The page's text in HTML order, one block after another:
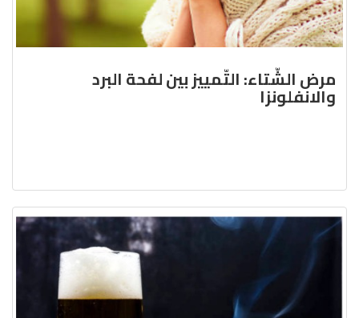
مرض الشّتاء: التّمييز بين لفحة البرد
والانفلونزا